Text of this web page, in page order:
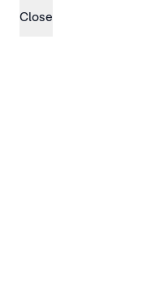
Close